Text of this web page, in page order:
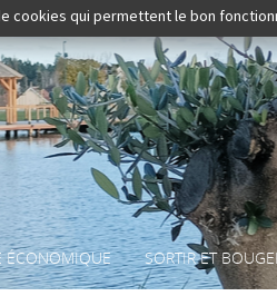
Rechercher
ÉCONOMIQUE SORTIR ET
cookies qui permettent le bon